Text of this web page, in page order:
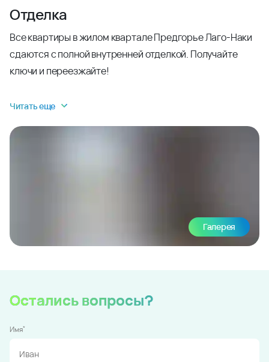
Отделка
Все квартиры в жилом квартале Предгорье Лаго-Наки
сдаются с полной внутренней отделкой. Получайте
ключи и переезжайте!
Читать еще
Галерея
Остались вопросы?
Имя*